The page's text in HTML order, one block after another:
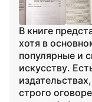
В книге
хотя в
популярные и
искусству.
строго